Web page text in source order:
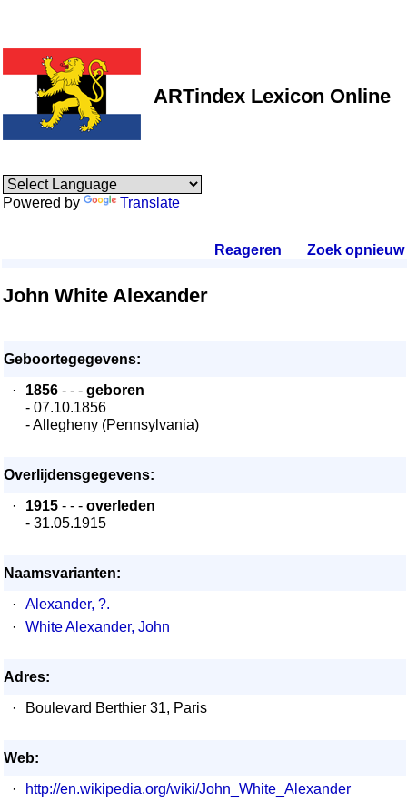
ARTindex Lexicon Online
Powered by Translate
Reageren Zoek opnieuw.
John White Alexander
Geboortegegevens:
·
1856 - - - geboren
- 07.10.1856
- Allegheny (Pennsylvania)
Overlijdensgegevens:
·
1915 - - - overleden
- 31.05.1915
Naamsvarianten:
·
Alexander, ?.
·
White Alexander, John
Adres:
·
Boulevard Berthier 31, Paris
Web:
·
http://en.wikipedia.org/wiki/John_White_Alexander